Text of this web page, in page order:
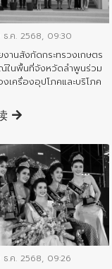
สัมพันธ์
.ค. 2568, 09:30
นสังกัดกระทรวงเกษตร
ในพื้นที่จังหวัดลำพูนร่วม
เครื่องอุปโภคและบริโภค
าสัมพันธ์
.ค. 2568, 09:26